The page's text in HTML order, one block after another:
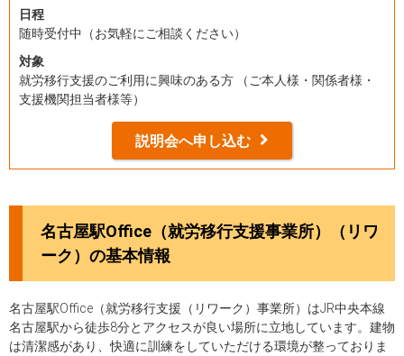
日程
随時受付中（お気軽にご相談ください）
対象
就労移行支援のご利用に興味のある方 （ご本人様・関係者様・
支援機関担当者様等）
説明会へ申し込む
名古屋駅Office（就労移行支援事業所）（リワ
ーク）の基本情報
名古屋駅Office（就労移行支援（リワーク）事業所）はJR中央本線
名古屋駅から徒歩8分とアクセスが良い場所に立地しています。建物
は清潔感があり、快適に訓練をしていただける環境が整っておりま